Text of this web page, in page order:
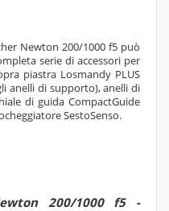
Newton 200/1000 f5può
serie di accessori per
piastra Losmandy PLUS
anelli di supporto), anelli di
di guida CompactGuide
SestoSenso.
200/1000 f5 -